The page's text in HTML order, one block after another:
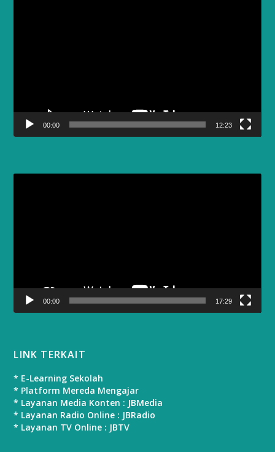
00:00 12:23
00:00 17:29
LINK TERKAIT
* E-Learning Sekolah
* Platform Mereda Mengajar
* Layanan Media Konten : JBMedia
* Layanan Radio Online : JBRadio
* Layanan TV Online : JBTV